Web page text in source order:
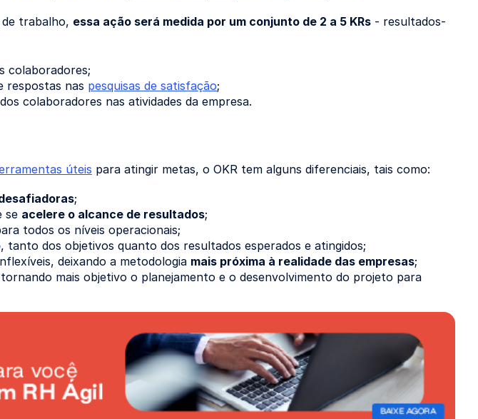
trabalho, essa ação será medida por um conjunto de 2 a 5 KRs - resultados-
colaboradores;
respostas nas pesquisas de satisfação;
colaboradores nas atividades da empresa.
úteis para atingir metas, o OKR tem alguns diferenciais, tais como:
;
se acelere o alcance de resultados;
todos os níveis operacionais;
, tanto dos objetivos quanto dos resultados esperados e atingidos;
deixando a metodologia mais próxima à realidade das empresas;
mais objetivo o planejamento e o desenvolvimento do projeto para